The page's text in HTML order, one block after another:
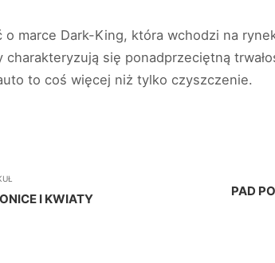
marce Dark-King, która wchodzi na
się ponadprzeciętną
to coś więcej niż tylko czyszczenie.
I KWIATY
PAD